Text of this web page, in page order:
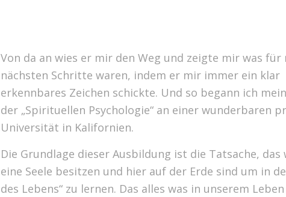
Von da an wies er mir den Weg und zeigte mir was für
nächsten Schritte waren, indem er mir immer ein klar
erkennbares Zeichen schickte. Und so begann ich
der „Spirituellen Psychologie“ an einer wunderbaren
Universität in Kalifornien.
Die Grundlage dieser Ausbildung ist die Tatsache, das
eine Seele besitzen und hier auf der Erde sind um in
des Lebens“ zu lernen. Das alles was in unserem